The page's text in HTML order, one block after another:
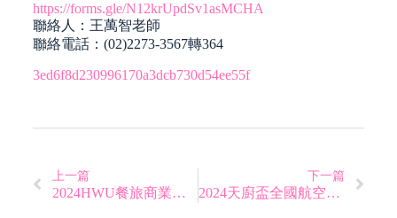
https://forms.gle/N12krUpdSv1asMCHA
聯絡人：王萬智老師
聯絡電話：(02)2273-3567轉364
3ed6f8d230996170a3dcb730d54ee55f
上一篇
2024HWU餐旅商業類菁英模擬競賽
下一篇
2024天廚盃全國航空創意廚藝競賽